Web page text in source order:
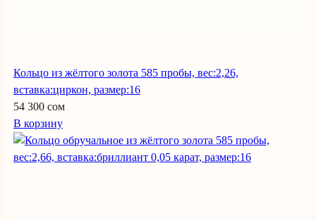
Кольцо из жёлтого золота 585 пробы, вес:2,26,
вставка:циркон, размер:16
54 300 сом
В корзину